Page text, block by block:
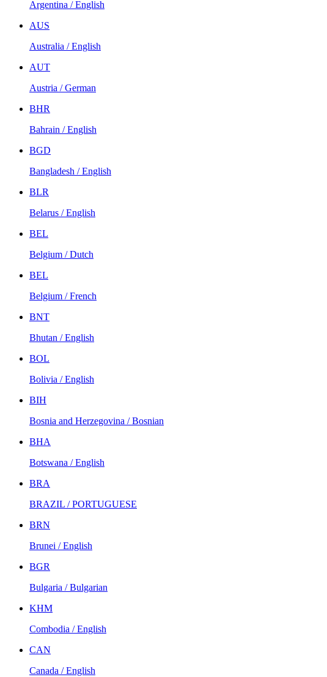
Argentina / English
AUS
Australia / English
AUT
Austria / German
BHR
Bahrain / English
BGD
Bangladesh / English
BLR
Belarus / English
BEL
Belgium / Dutch
BEL
Belgium / French
BNT
Bhutan / English
BOL
Bolivia / English
BIH
Bosnia and Herzegovina / Bosnian
BHA
Botswana / English
BRA
BRAZIL / PORTUGUESE
BRN
Brunei / English
BGR
Bulgaria / Bulgarian
KHM
Combodia / English
CAN
Canada / English